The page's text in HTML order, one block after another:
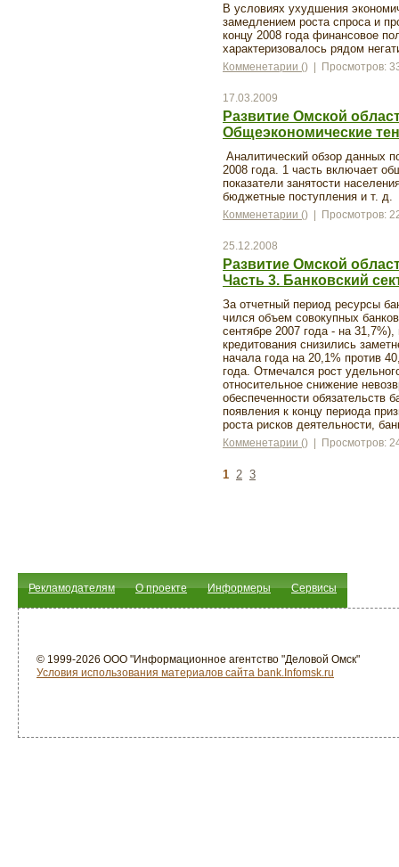
В условиях ухудшения
замедлением роста спроса и
концу 2008 года финансовое
характеризовалось рядом
Комменетарии () | Просмотров:
17.03.2009
Развитие Омской
Общеэкономические
Аналитический обзор данных
2008 года. 1 часть включает
показатели занятости
бюджетные поступления и т. д.
Комменетарии () | Просмотров:
25.12.2008
Развитие Омской
Часть 3. Банковский
За отчетный период ре­сурсы
чился объем совокупных
сентябре 2007 года - на
кредитования снизились
начала года на 20,1% против
года. Отмечался рост
относительное снижение
обеспеченности обязательств
появления к концу периода
роста рисков деятельности,
Комменетарии () | Просмотров:
1 2 3
Рекламодателям О проекте Информеры Сервисы
© 1999-2026 ООО "Информационное агентство "Деловой Омск"
Условия использования материалов сайта bank.Infomsk.ru